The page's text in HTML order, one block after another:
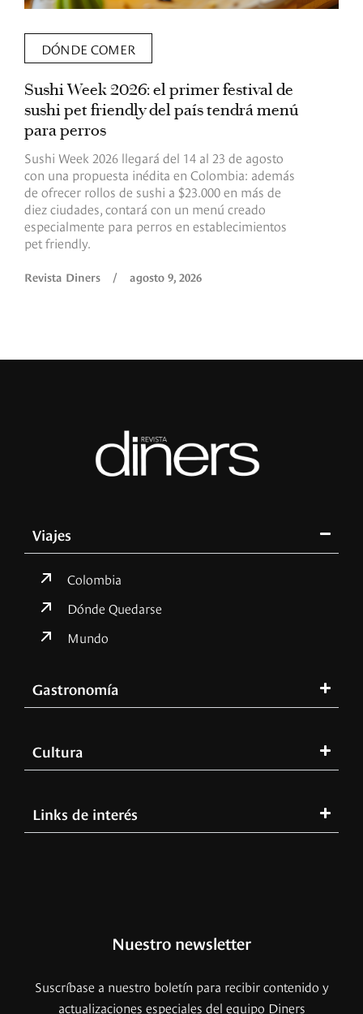
DÓNDE COMER
Sushi Week 2026: el primer festival de
sushi pet friendly del país tendrá menú
para perros
Sushi Week 2026 llegará del 14 al 23 de agosto
con una propuesta inédita en Colombia: además
de ofrecer rollos de sushi a $23.000 en más de
diez ciudades, contará con un menú creado
especialmente para perros en establecimientos
pet friendly.
Revista Diners / agosto 9, 2026
Viajes
Colombia
Dónde Quedarse
Mundo
Gastronomía
Cultura
Links de interés
Nuestro newsletter
Suscríbase a nuestro boletín para recibir contenido y
actualizaciones especiales del equipo Diners